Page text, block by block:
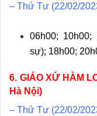
– Thứ Tư (22/02/
06h00;
sự); 18h00;
6. GIÁO XỨ HÀM
Hà Nội)
– Thứ Tư (22/02/